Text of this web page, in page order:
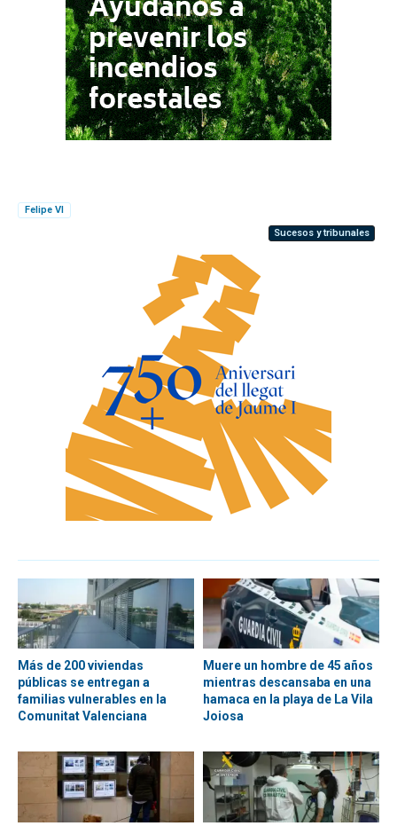
Felipe VI
Sucesos y tribunales
Más de 200 viviendas
públicas se entregan a
familias vulnerables en la
Comunitat Valenciana
Muere un hombre de 45 años
mientras descansaba en una
hamaca en la playa de La Vila
Joiosa